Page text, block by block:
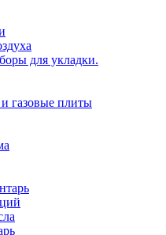
для укладки.
газовые плиты